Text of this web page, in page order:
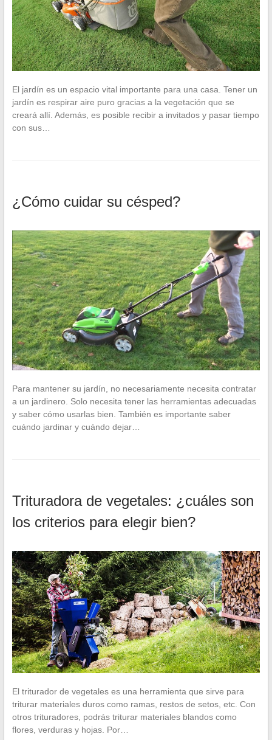
El jardín es un espacio vital importante para una casa. Tener un
jardín es respirar aire puro gracias a la vegetación que se
creará allí. Además, es posible recibir a invitados y pasar tiempo
con sus…
¿Cómo cuidar su césped?
Para mantener su jardín, no necesariamente necesita contratar
a un jardinero. Solo necesita tener las herramientas adecuadas
y saber cómo usarlas bien. También es importante saber
cuándo jardinar y cuándo dejar…
Trituradora de vegetales: ¿cuáles son
los criterios para elegir bien?
El triturador de vegetales es una herramienta que sirve para
triturar materiales duros como ramas, restos de setos, etc. Con
otros trituradores, podrás triturar materiales blandos como
flores, verduras y hojas. Por…